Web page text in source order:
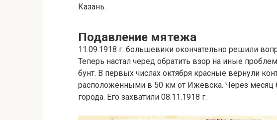
Казань.
Подавление мятежа
11.09.1918 г. большевики окончательно решили
Теперь настал черед обратить взор на иные
бунт. В первых числах октября красные вернули
расположенными в 50 км от Ижевска. Через месяц
города. Его захватили 08.11.1918 г.